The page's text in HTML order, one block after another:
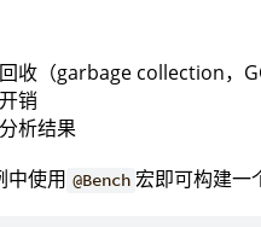
收（garbage collection，
销
析结果
中使用 @Bench 宏即可构建一